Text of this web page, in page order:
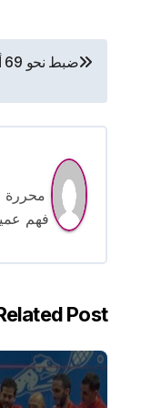
تصفّح
المقالات
ضبط نحو 69 ألف مخالفة مرورية متنوعة خلال 24 ساعة
فهم
Post